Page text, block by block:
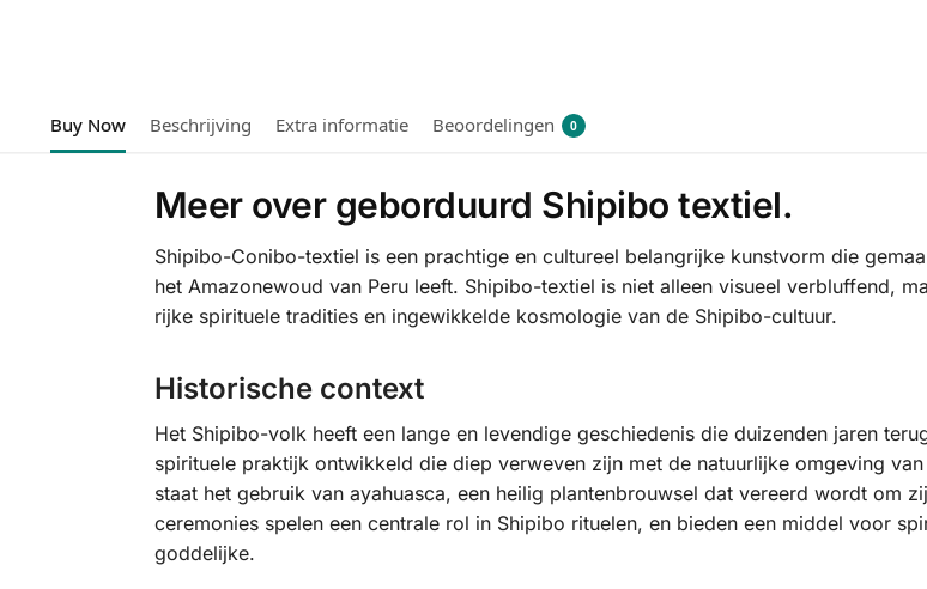
Buy Now Beschrijving Extra informatie Beoordelingen 0
Meer over geborduurd Shipibo textiel.
Shipibo-Conibo-textiel is een prachtige en cultureel belangrijke kunstvorm die
het Amazonewoud van Peru leeft. Shipibo-textiel is niet alleen visueel verbluffend,
rijke spirituele tradities en ingewikkelde kosmologie van de Shipibo-cultuur.
Historische context
Het Shipibo-volk heeft een lange en levendige geschiedenis die duizenden jaren
spirituele praktijk ontwikkeld die diep verweven zijn met de natuurlijke omgeving
staat het gebruik van ayahuasca, een heilig plantenbrouwsel dat vereerd wordt om
ceremonies spelen een centrale rol in Shipibo rituelen, en bieden een middel voor
goddelijke.